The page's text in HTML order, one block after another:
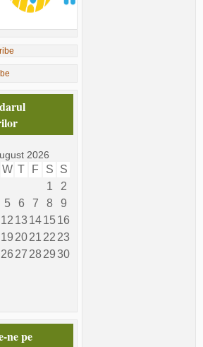
2026
W T F S
S
1
2
5
6 7 8
9
12 13 141516
1920212223
2627282930
ne pe